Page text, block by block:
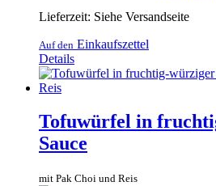
Lieferzeit: Siehe Versandseite
Auf den Einkaufszettel
Details
Tofuwürfel in
Sauce
mit Pak Choi und Reis